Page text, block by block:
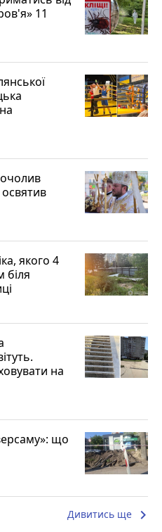
11
якого 4
біля
на
що
Дивитись ще keyboard_arrow_right